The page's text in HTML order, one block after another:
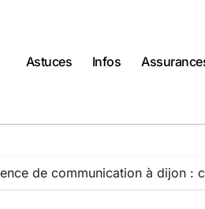
Astuces
Infos
de communication à dijon :